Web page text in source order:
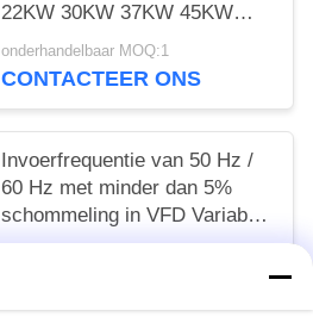
22KW 30KW 37KW 45KW
VFD Fase Vectorcontrole
onderhandelbaar MOQ:1
CONTACTEER ONS
Invoerfrequentie van 50 Hz /
60 Hz met minder dan 5%
schommeling in VFD Variable
Frequency Drive